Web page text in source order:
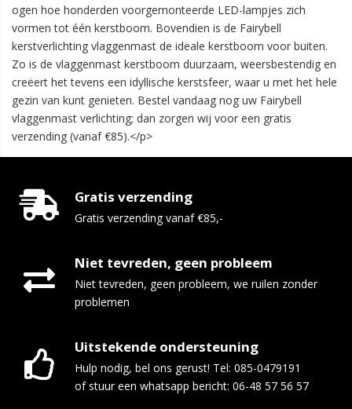
ogen hoe honderden voorgemonteerde LED-lampjes zich
vormen tot één kerstboom. Bovendien is de Fairybell
kerstverlichting vlaggenmast de ideale kerstboom voor buiten.
Zo is de vlaggenmast kerstboom duurzaam, weersbestendig en
creëert het tevens een idyllische kerstsfeer, waar u met het hele
gezin van kunt genieten. Bestel vandaag nog uw Fairybell
vlaggenmast verlichting; dan zorgen wij voor een gratis
verzending (vanaf €85).</p>
Gratis verzending
Gratis verzending vanaf €85,-
Niet tevreden, geen probleem
Niet tevreden, geen probleem, we ruilen zonder
problemen
Uitstekende ondersteuning
Hulp nodig, bel ons gerust! Tel: 085-0479191
of stuur een whatsapp bericht: 06-48 57 56 57